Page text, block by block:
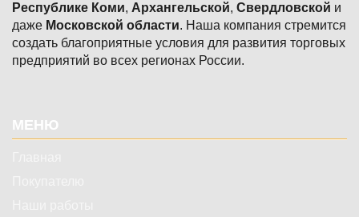
Республике Коми, Архангельской, Свердловской и
даже Московской области. Наша компания стремится
создать благоприятные условия для развития торговых
предприятий во всех регионах России.
МЕНЮ